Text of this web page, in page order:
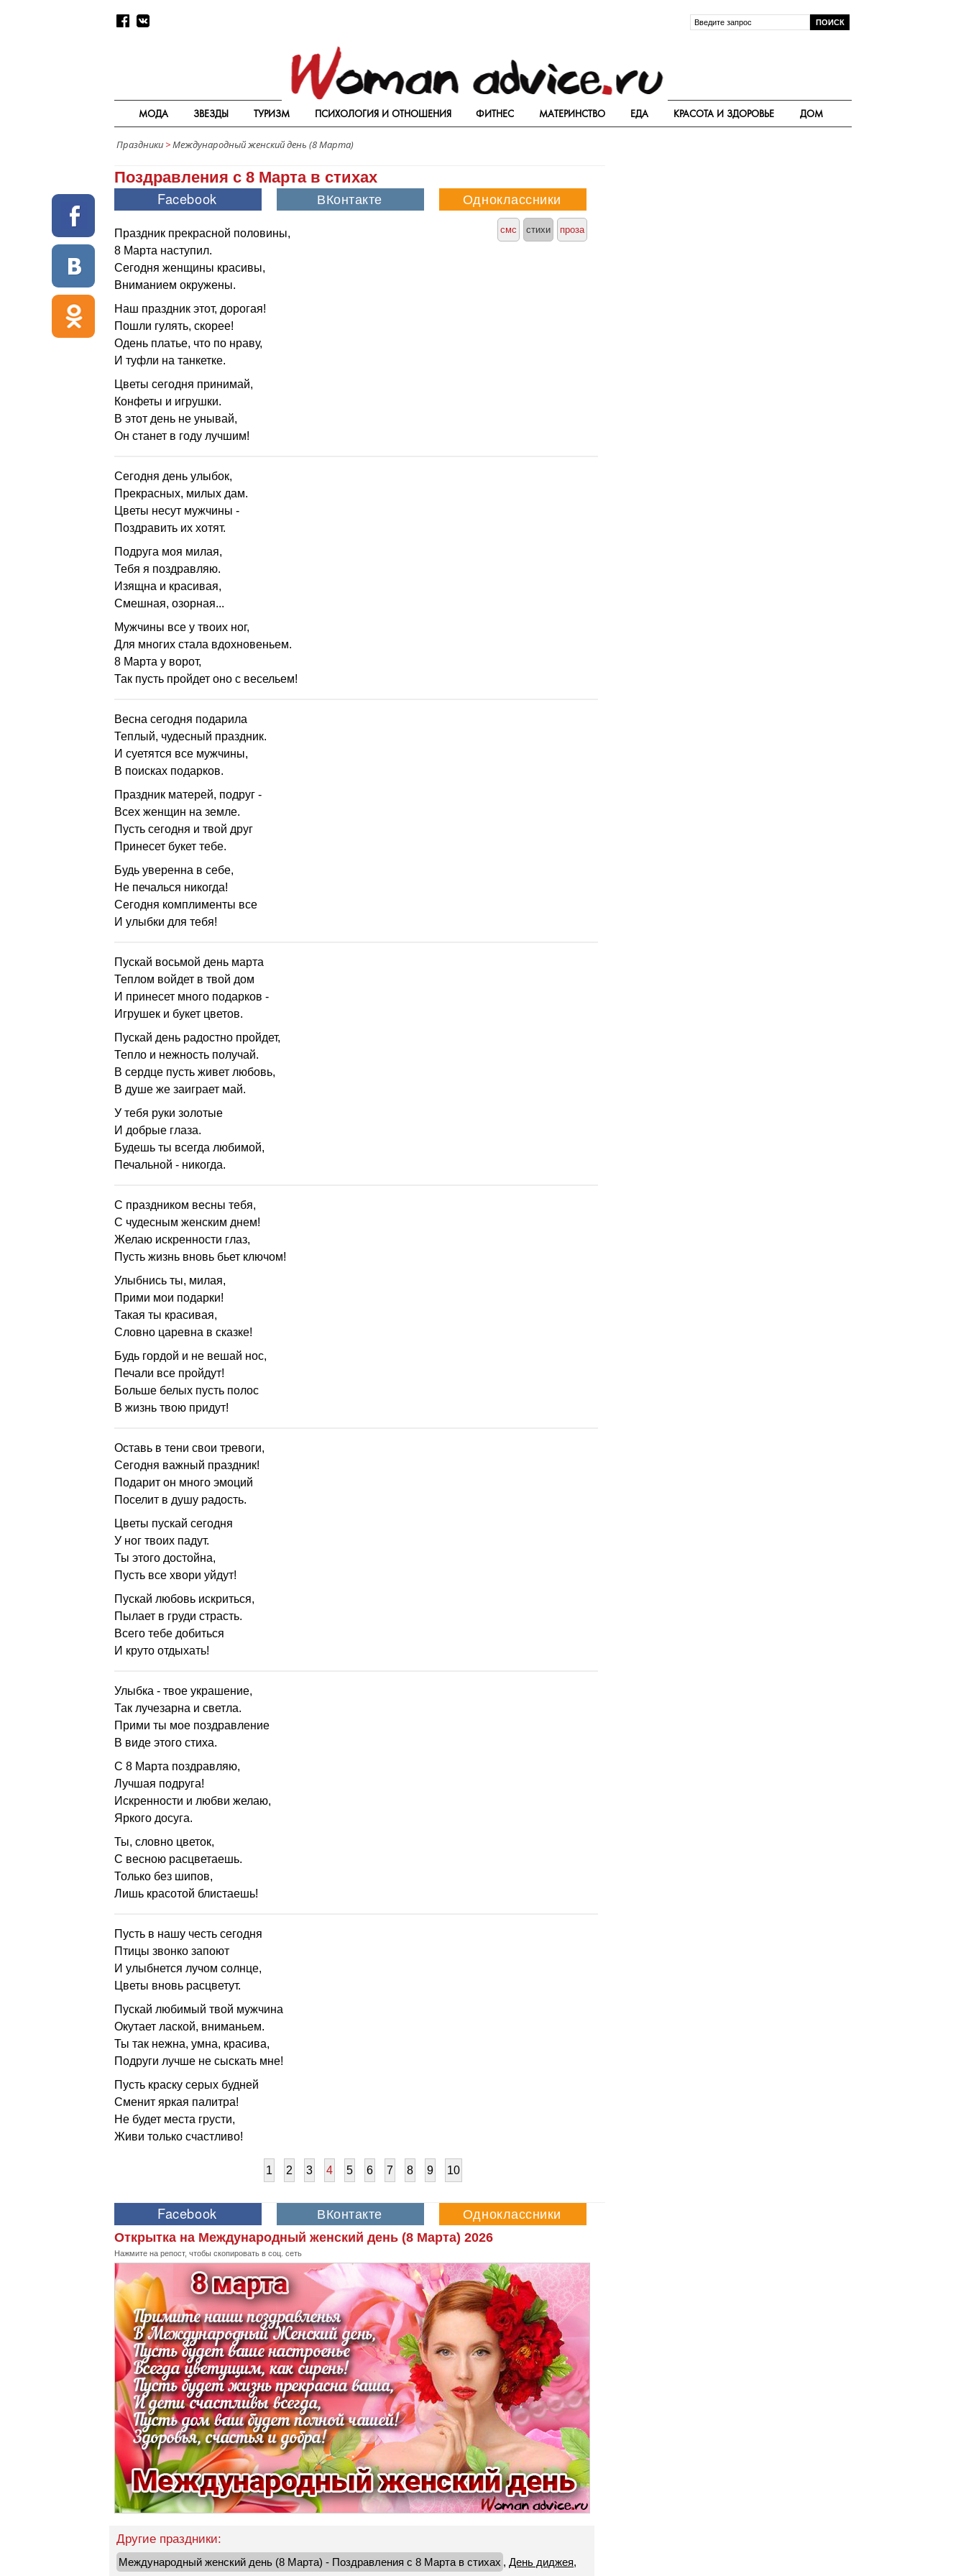
МОДА ЗВЕЗДЫ ТУРИЗМ ПСИХОЛОГИЯ И ОТНОШЕНИЯ ФИТНЕС МАТЕРИНСТВО ЕДА КРАСОТА И ЗДОРОВЬЕ ДОМ
Праздники >Международный женский день (8 Марта)
Поздравления с 8 Марта в стихах
смс стихи проза
Праздник прекрасной половины,
8 Марта наступил.
Сегодня женщины красивы,
Вниманием окружены.
Наш праздник этот, дорогая!
Пошли гулять, скорее!
Одень платье, что по нраву,
И туфли на танкетке.
Цветы сегодня принимай,
Конфеты и игрушки.
В этот день не унывай,
Он станет в году лучшим!
Сегодня день улыбок,
Прекрасных, милых дам.
Цветы несут мужчины -
Поздравить их хотят.
Подруга моя милая,
Тебя я поздравляю.
Изящна и красивая,
Смешная, озорная...
Мужчины все у твоих ног,
Для многих стала вдохновеньем.
8 Марта у ворот,
Так пусть пройдет оно с весельем!
Весна сегодня подарила
Теплый, чудесный праздник.
И суетятся все мужчины,
В поисках подарков.
Праздник матерей, подруг -
Всех женщин на земле.
Пусть сегодня и твой друг
Принесет букет тебе.
Будь уверенна в себе,
Не печалься никогда!
Сегодня комплименты все
И улыбки для тебя!
Пускай восьмой день марта
Теплом войдет в твой дом
И принесет много подарков -
Игрушек и букет цветов.
Пускай день радостно пройдет,
Тепло и нежность получай.
В сердце пусть живет любовь,
В душе же заиграет май.
У тебя руки золотые
И добрые глаза.
Будешь ты всегда любимой,
Печальной - никогда.
С праздником весны тебя,
С чудесным женским днем!
Желаю искренности глаз,
Пусть жизнь вновь бьет ключом!
Улыбнись ты, милая,
Прими мои подарки!
Такая ты красивая,
Словно царевна в сказке!
Будь гордой и не вешай нос,
Печали все пройдут!
Больше белых пусть полос
В жизнь твою придут!
Оставь в тени свои тревоги,
Сегодня важный праздник!
Подарит он много эмоций
Поселит в душу радость.
Цветы пускай сегодня
У ног твоих падут.
Ты этого достойна,
Пусть все хвори уйдут!
Пускай любовь искриться,
Пылает в груди страсть.
Всего тебе добиться
И круто отдыхать!
Улыбка - твое украшение,
Так лучезарна и светла.
Прими ты мое поздравление
В виде этого стиха.
С 8 Марта поздравляю,
Лучшая подруга!
Искренности и любви желаю,
Яркого досуга.
Ты, словно цветок,
С весною расцветаешь.
Только без шипов,
Лишь красотой блистаешь!
Пусть в нашу честь сегодня
Птицы звонко запоют
И улыбнется лучом солнце,
Цветы вновь расцветут.
Пускай любимый твой мужчина
Окутает лаской, вниманьем.
Ты так нежна, умна, красива,
Подруги лучше не сыскать мне!
Пусть краску серых будней
Сменит яркая палитра!
Не будет места грусти,
Живи только счастливо!
1 2 3 4 5 6 7 8 9 10
Открытка на Международный женский день (8 Марта) 2026
Нажмите на репост, чтобы скопировать в соц. сеть
Другие праздники:
Международный женский день (8 Марта) - Поздравления с 8 Марта в стихах , День диджея,